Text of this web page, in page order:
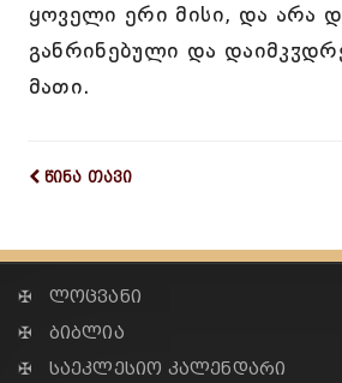
ყოველი ერი მისი, და არა
განრინებული და
მათი.
წინა თავი
✠ ლოცვანი
✠ ბიბლია
✠ საეკლესიო კალენდარი